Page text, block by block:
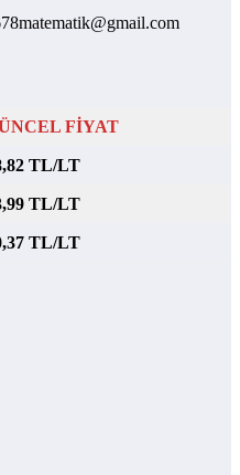
FİYAT
TL/LT
TL/LT
TL/LT